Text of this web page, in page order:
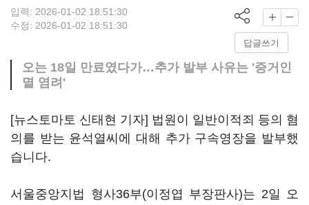
입력: 2026-01-02 18:51:30
수정: 2026-01-02 18:51:30
답글쓰기
오는 18일 만료였다가…추가 발부 사유는 '증거인
멸 염려'
[뉴스토마토 신태현 기자] 법원이 일반이적죄 등의 혐
의를 받는 윤석열씨에 대해 추가 구속영장을 발부했
습니다.
서울중앙지법 형사36부(이정엽 부장판사)는 2일 오